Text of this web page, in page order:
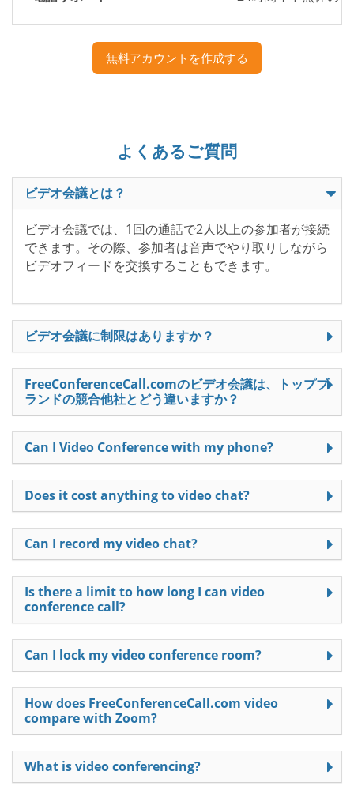
無料アカウントを作成する
よくあるご質問
ビデオ会議とは？
ビデオ会議では、1回の通話で2人以上の参加者が接続
できます。その際、参加者は音声でやり取りしながら
ビデオフィードを交換することもできます。
ビデオ会議に制限はありますか？
FreeConferenceCall.comのビデオ会議は、トップブ
ランドの競合他社とどう違いますか？
Can I Video Conference with my phone?
Does it cost anything to video chat?
Can I record my video chat?
Is there a limit to how long I can video
conference call?
Can I lock my video conference room?
How does FreeConferenceCall.com video
compare with Zoom?
What is video conferencing?